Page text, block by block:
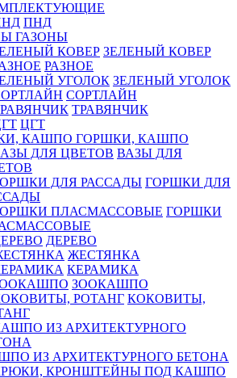
ПНД
ГАЗОНЫ
ЗЕЛЕНЫЙ КОВЕР
РАЗНОЕ
ЗЕЛЕНЫЙ УГОЛОК
СОРТЛАЙН
ТРАВЯНЧИК
ЦГТ
ГОРШКИ, КАШПО
ВАЗЫ ДЛЯ
ГОРШКИ ДЛЯ
ГОРШКИ
ДЕРЕВО
ЖЕСТЯНКА
КЕРАМИКА
ЗООКАШПО
КОКОВИТЫ,
ИЗ АРХИТЕКТУРНОГО БЕТОНА